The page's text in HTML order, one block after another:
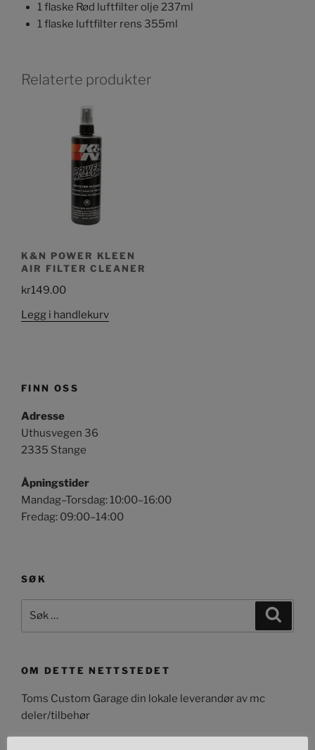
1 flaske Rød luftfilter olje 237ml
1 flaske luftfilter rens 355ml
Relaterte produkter
K&N POWER KLEEN
AIR FILTER CLEANER
kr149.00
Legg i handlekurv
FINN OSS
Adresse
Uthusvegen 36
2335 Stange
Åpningstider
Mandag–Torsdag: 10:00–16:00
Fredag: 09:00–14:00
SØK
OM DETTE NETTSTEDET
Toms Custom Garage din lokale leverandør av mc
deler/tilbehør